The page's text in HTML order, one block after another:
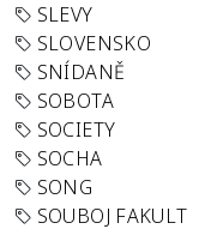
SLEVY
SLOVENSKO
SNÍDANĚ
SOBOTA
SOCIETY
SOCHA
SONG
SOUBOJ FAKULT